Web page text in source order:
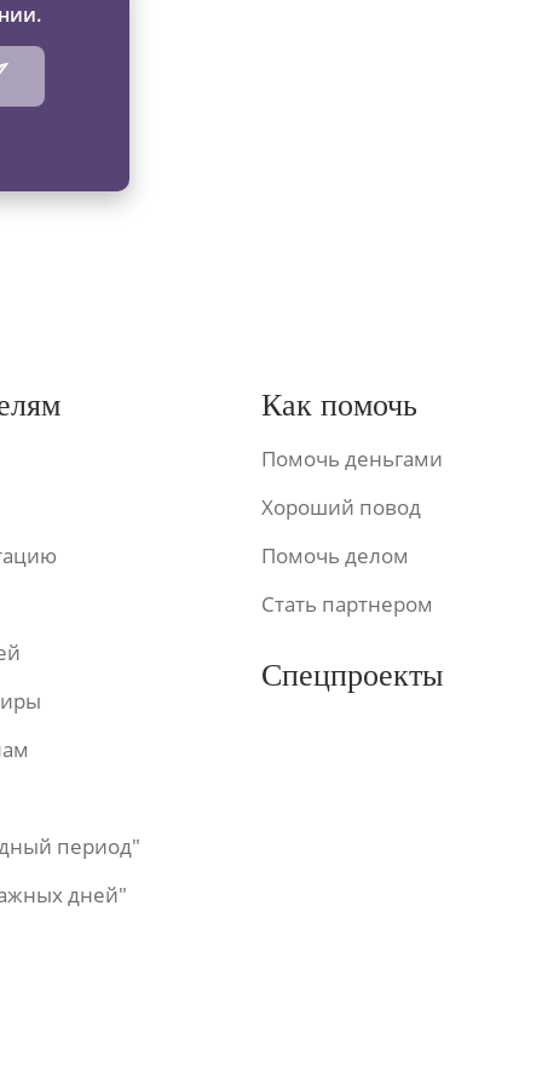
период"
дней"
Как помочь
Помочь деньгами
Хороший повод
Помочь делом
Стать партнером
Спецпроекты